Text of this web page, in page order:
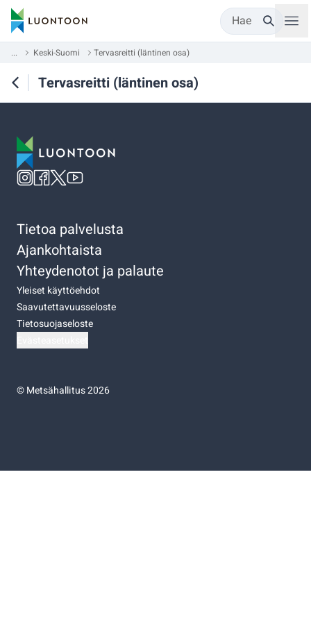
Hae
... Keski-Suomi Tervasreitti (läntinen osa)
Tervasreitti (läntinen osa)
Tietoa palvelusta
Ajankohtaista
Yhteydenotot ja palaute
Yleiset käyttöehdot
Saavutettavuusseloste
Tietosuojaseloste
©Metsähallitus 2026